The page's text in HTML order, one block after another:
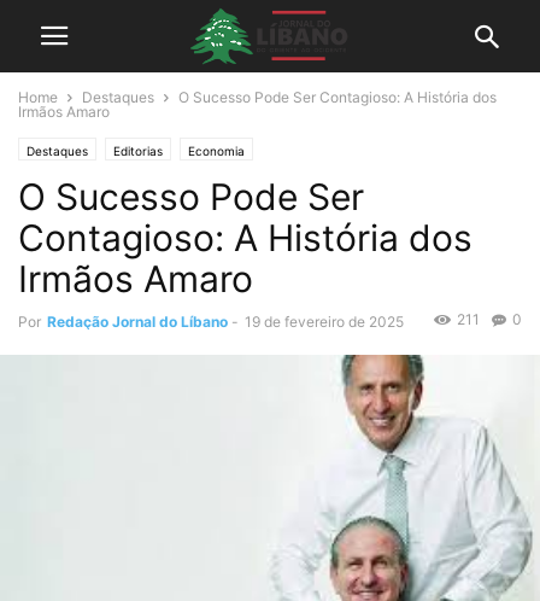
Home Destaques
O Sucesso Pode Ser Contagioso: A História dos
Irmãos Amaro
Destaques Editorias Economia
O Sucesso Pode Ser
Contagioso: A História dos
Irmãos Amaro
Por Redação Jornal do Líbano - 19 de fevereiro de 2025 0
211